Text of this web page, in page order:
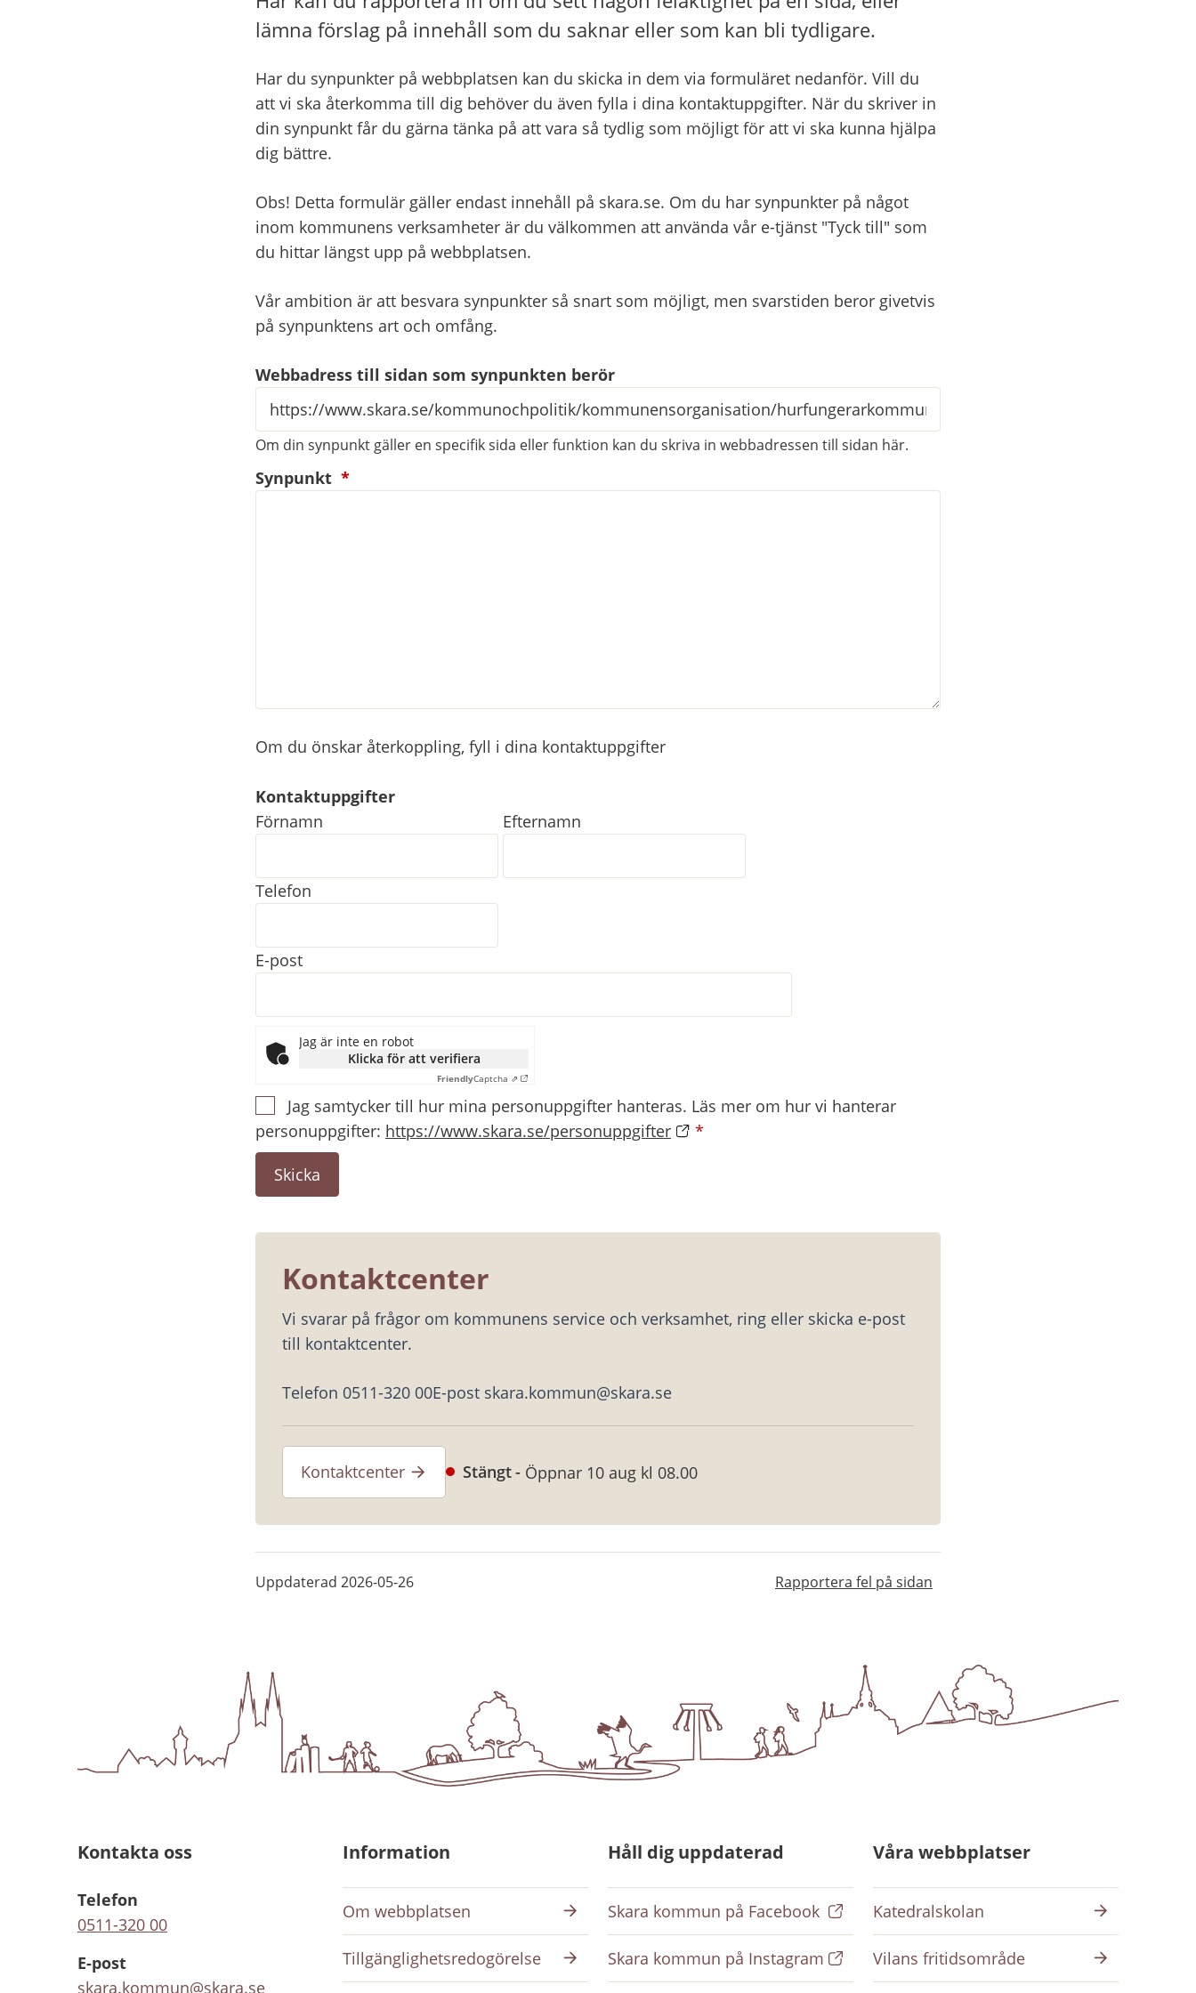
lämna förslag på innehåll som du saknar eller som kan bli tydligare.
Har du synpunkter på webbplatsen kan du skicka in dem via formuläret nedanför. Vill du
att vi ska återkomma till dig behöver du även fylla i dina kontaktuppgifter. När du skriver in
din synpunkt får du gärna tänka på att vara så tydlig som möjligt för att vi ska kunna hjälpa
dig bättre.
Obs! Detta formulär gäller endast innehåll på skara.se. Om du har synpunkter på något
inom kommunens verksamheter är du välkommen att använda vår e-tjänst "Tyck till" som
du hittar längst upp på webbplatsen.
Vår ambition är att besvara synpunkter så snart som möjligt, men svarstiden beror givetvis
på synpunktens art och omfång.
Webbadress till sidan som synpunkten berör
Om din synpunkt gäller en specifik sida eller funktion kan du skriva in webbadressen till sidan här.
Synpunkt *(obligatorisk)
Om du önskar återkoppling, fyll i dina kontaktuppgifter
Kontaktuppgifter
Kontaktuppgifter
Förnamn Efternamn
Telefon
E-post
Jag är inte en robot
Klicka för att verifiera
FriendlyCaptcha ⇗
Jag samtycker till hur mina personuppgifter hanteras. Läs mer om hur vi hanterar
personuppgifter: https://www.skara.se/personuppgifter *
Kontaktcenter
Vi svarar på frågor om kommunens service och verksamhet, ring eller skicka e-post
till kontaktcenter.
Telefon 0511-320 00E-post skara.kommun@skara.se
Kontaktcenter Stängt Öppnar 10 aug kl 08.00
Uppdaterad 2026-05-26 Rapportera fel på sidan
Kontakta oss
Telefon
0511-320 00
E-post
skara.kommun@skara.se
Information
Om webbplatsen
Tillgänglighetsredogörelse
Håll dig uppdaterad
Skara kommun på Facebook
Skara kommun på Instagram
Våra webbplatser
Katedralskolan
Vilans fritidsområde